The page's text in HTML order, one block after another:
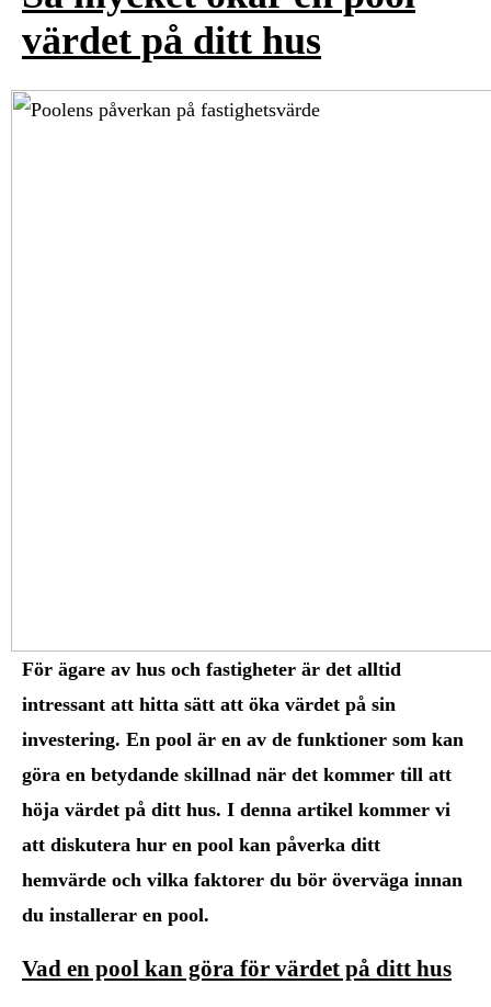
värdet på ditt hus
För ägare av hus och fastigheter är det alltid
intressant att hitta sätt att öka värdet på sin
investering. En pool är en av de funktioner som kan
göra en betydande skillnad när det kommer till att
höja värdet på ditt hus. I denna artikel kommer vi
att diskutera hur en pool kan påverka ditt
hemvärde och vilka faktorer du bör överväga innan
du installerar en pool.
Vad en pool kan göra för värdet på ditt hus